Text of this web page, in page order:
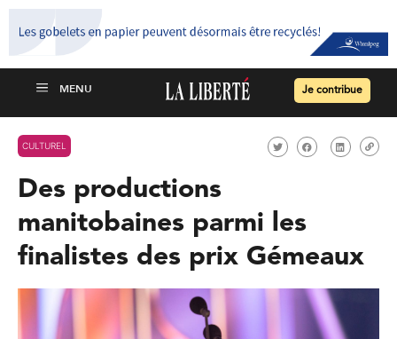
Je contribue
CULTUREL
Des productions
manitobaines parmi les
finalistes des prix Gémeaux